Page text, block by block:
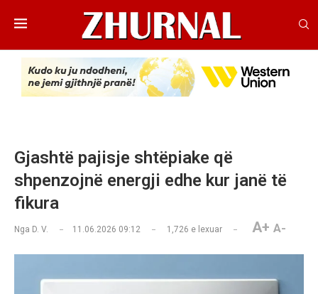
Gjashtë pajisje shtëpiake që
shpenzojnë energji edhe kur janë të
fikura
Nga D. V. 11.06.2026 09:12 1,726 e lexuar A+ A-